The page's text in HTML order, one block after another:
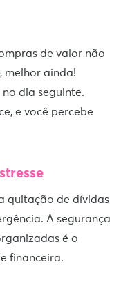
de valor não
, melhor ainda!
dia seguinte.
e você percebe
quitação de dívidas
A segurança
é o
financeira.